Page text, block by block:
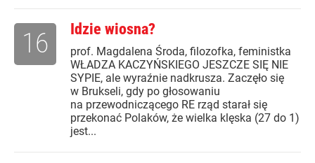
Idzie wiosna?
prof. Magdalena Środa, filozofka, feministka
WŁADZA KACZYŃSKIEGO JESZCZE SIĘ NIE
SYPIE, ale wyraźnie nadkrusza. Zaczęło się
w Brukseli, gdy po głosowaniu
na przewodniczącego RE rząd starał się
przekonać Polaków, że wielka klęska (27 do 1)
jest...
16